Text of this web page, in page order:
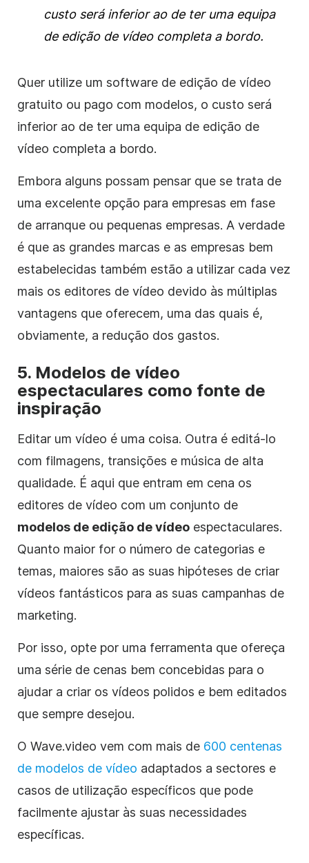
custo será inferior ao de ter uma equipa
de edição de vídeo completa a bordo.
Quer utilize um software de edição de vídeo
gratuito ou pago com modelos, o custo será
inferior ao de ter uma equipa de edição de
vídeo completa a bordo.
Embora alguns possam pensar que se trata de
uma excelente opção para empresas em fase
de arranque ou pequenas empresas. A verdade
é que as grandes marcas e as empresas bem
estabelecidas também estão a utilizar cada vez
mais os editores de vídeo devido às múltiplas
vantagens que oferecem, uma das quais é,
obviamente, a redução dos gastos.
5. Modelos de vídeo
espectaculares como fonte de
inspiração
Editar um vídeo é uma coisa. Outra é editá-lo
com filmagens, transições e música de alta
qualidade. É aqui que entram em cena os
editores de vídeo com um conjunto de
modelos de edição de vídeo espectaculares.
Quanto maior for o número de categorias e
temas, maiores são as suas hipóteses de criar
vídeos fantásticos para as suas campanhas de
marketing.
Por isso, opte por uma ferramenta que ofereça
uma série de cenas bem concebidas para o
ajudar a criar os vídeos polidos e bem editados
que sempre desejou.
O Wave.video vem com mais de 600 centenas
de modelos de vídeo adaptados a sectores e
casos de utilização específicos que pode
facilmente ajustar às suas necessidades
específicas.